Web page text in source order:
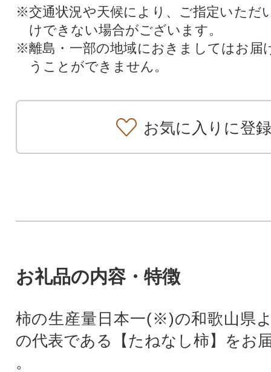
※交通状況や天候により、ご指定いただ
けできない場合がございます。
※離島・一部の地域におきましてはお届
うことができません。
お気に入りに登録
お礼品の内容・特徴
柿の生産量日本一(※)の和歌山県
の代表である【たねなし柿】をお
。